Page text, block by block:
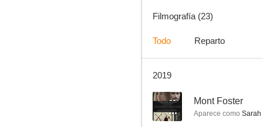
--
Filmografía (23)
Todo Reparto
2019
-- Mont Foster
Aparece como Sarah